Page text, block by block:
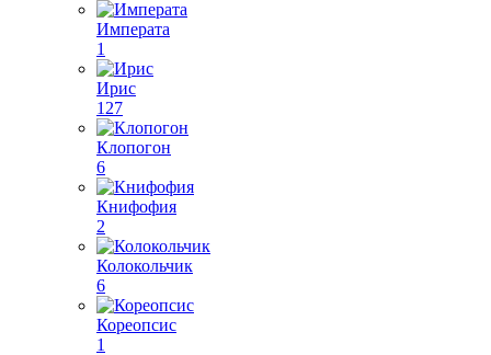
Императа
1
Ирис
127
Клопогон
6
Книфофия
2
Колокольчик
6
Кореопсис
1